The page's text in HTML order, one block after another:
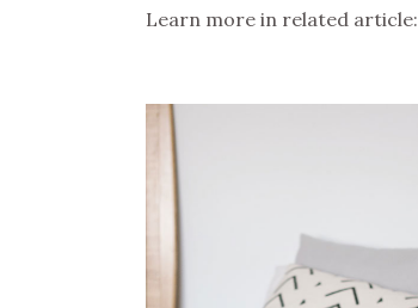
Learn more in related article: